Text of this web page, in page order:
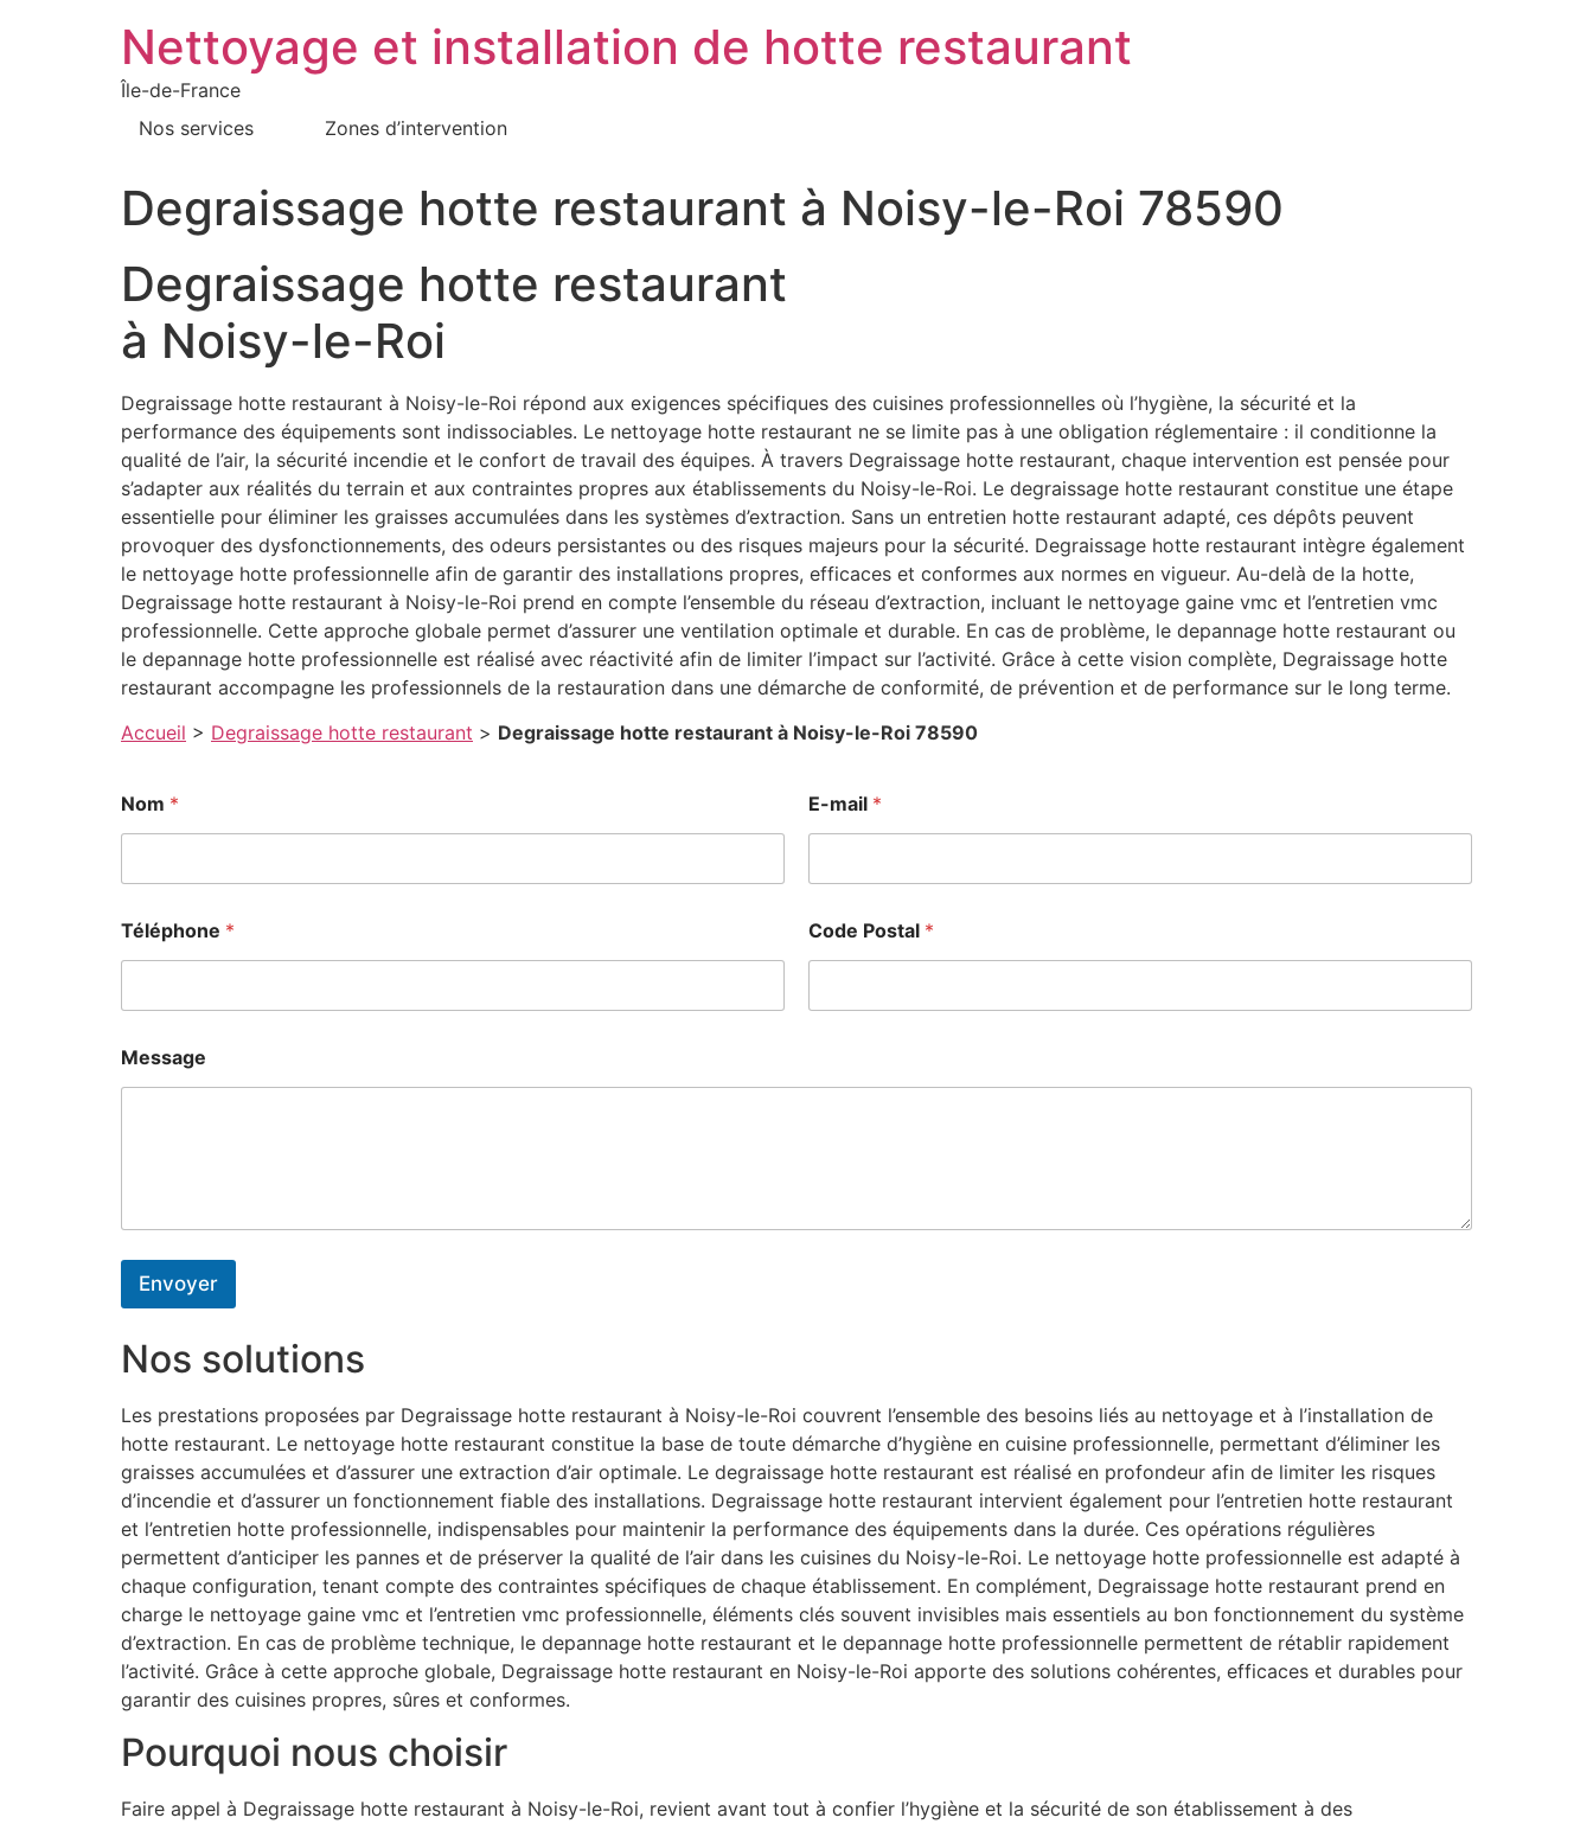
Nettoyage et installation de hotte restaurant
Île-de-France
Nos services
Zones d’intervention
Degraissage hotte restaurant à Noisy-le-Roi 78590
Degraissage hotte restaurant
à Noisy-le-Roi
Degraissage hotte restaurant à Noisy-le-Roi répond aux exigences spécifiques des cuisines professionnelles où l’hygiène, la sécurité et la
performance des équipements sont indissociables. Le nettoyage hotte restaurant ne se limite pas à une obligation réglementaire : il conditionne la
qualité de l’air, la sécurité incendie et le confort de travail des équipes. À travers Degraissage hotte restaurant, chaque intervention est pensée pour
s’adapter aux réalités du terrain et aux contraintes propres aux établissements du Noisy-le-Roi. Le degraissage hotte restaurant constitue une étape
essentielle pour éliminer les graisses accumulées dans les systèmes d’extraction. Sans un entretien hotte restaurant adapté, ces dépôts peuvent
provoquer des dysfonctionnements, des odeurs persistantes ou des risques majeurs pour la sécurité. Degraissage hotte restaurant intègre également
le nettoyage hotte professionnelle afin de garantir des installations propres, efficaces et conformes aux normes en vigueur. Au-delà de la hotte,
Degraissage hotte restaurant à Noisy-le-Roi prend en compte l’ensemble du réseau d’extraction, incluant le nettoyage gaine vmc et l’entretien vmc
professionnelle. Cette approche globale permet d’assurer une ventilation optimale et durable. En cas de problème, le depannage hotte restaurant ou
le depannage hotte professionnelle est réalisé avec réactivité afin de limiter l’impact sur l’activité. Grâce à cette vision complète, Degraissage hotte
restaurant accompagne les professionnels de la restauration dans une démarche de conformité, de prévention et de performance sur le long terme.
Accueil > Degraissage hotte restaurant > Degraissage hotte restaurant à Noisy-le-Roi 78590
Nom * E-mail *
Téléphone * Code Postal *
Message
Envoyer
Nos solutions
Les prestations proposées par Degraissage hotte restaurant à Noisy-le-Roi couvrent l’ensemble des besoins liés au nettoyage et à l’installation de
hotte restaurant. Le nettoyage hotte restaurant constitue la base de toute démarche d’hygiène en cuisine professionnelle, permettant d’éliminer les
graisses accumulées et d’assurer une extraction d’air optimale. Le degraissage hotte restaurant est réalisé en profondeur afin de limiter les risques
d’incendie et d’assurer un fonctionnement fiable des installations. Degraissage hotte restaurant intervient également pour l’entretien hotte restaurant
et l’entretien hotte professionnelle, indispensables pour maintenir la performance des équipements dans la durée. Ces opérations régulières
permettent d’anticiper les pannes et de préserver la qualité de l’air dans les cuisines du Noisy-le-Roi. Le nettoyage hotte professionnelle est adapté à
chaque configuration, tenant compte des contraintes spécifiques de chaque établissement. En complément, Degraissage hotte restaurant prend en
charge le nettoyage gaine vmc et l’entretien vmc professionnelle, éléments clés souvent invisibles mais essentiels au bon fonctionnement du système
d’extraction. En cas de problème technique, le depannage hotte restaurant et le depannage hotte professionnelle permettent de rétablir rapidement
l’activité. Grâce à cette approche globale, Degraissage hotte restaurant en Noisy-le-Roi apporte des solutions cohérentes, efficaces et durables pour
garantir des cuisines propres, sûres et conformes.
Pourquoi nous choisir
Faire appel à Degraissage hotte restaurant à Noisy-le-Roi, revient avant tout à confier l’hygiène et la sécurité de son établissement à des